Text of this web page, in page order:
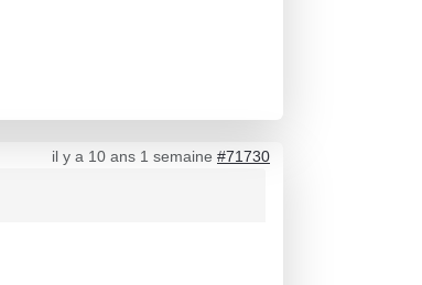
il y a 10 ans 1 semaine #71730